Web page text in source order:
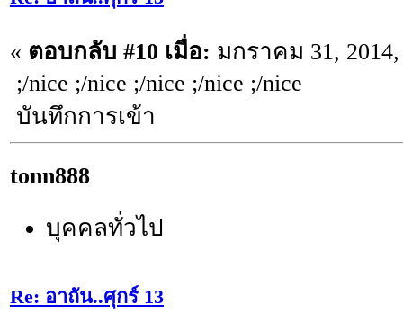
« ตอบกลับ #10 เมื่อ: มกราคม 31, 2014,
;/nice ;/nice ;/nice ;/nice ;/nice
บันทึกการเข้า
tonn888
บุคคลทั่วไป
Re: อาถัน..ศุกร์ 13